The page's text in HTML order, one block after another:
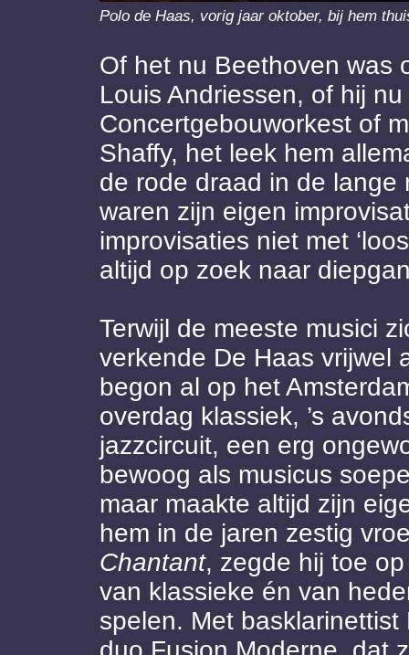
Polo de Haas, vorig jaar oktober, bij hem
Of het nu Beethoven was
Louis Andriessen, of hij
Concertgebouworkest of
Shaffy, het leek hem
de rode draad in de lange
waren zijn eigen
improvisaties niet met
altijd op zoek naar
Terwijl de meeste musici
verkende De Haas vrijwel
begon al op het
overdag klassiek, ’s
jazzcircuit, een erg
bewoog als musicus
maar maakte altijd zijn
hem in de jaren zestig
Chantant, zegde hij toe
van klassieke én van
spelen. Met